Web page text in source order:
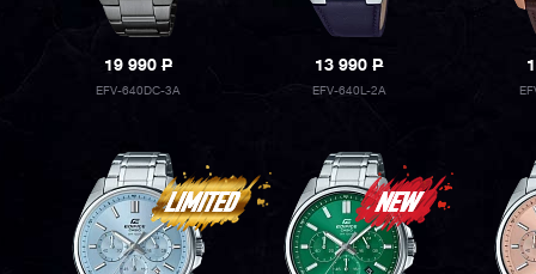
19 990P
EFV-640DC-3A
13 990P
EFV-640L-2A